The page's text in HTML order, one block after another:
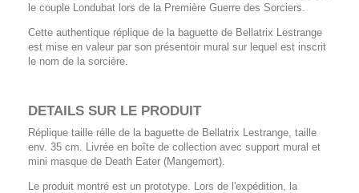
le couple Londubat lors de la Première Guerre des Sorciers.
Cette authentique réplique de la baguette de Bellatrix Lestrange
est mise en valeur par son présentoir mural sur lequel est inscrit
le nom de la sorcière.
DETAILS SUR LE PRODUIT
Réplique taille rélle de la baguette de Bellatrix Lestrange, taille
env. 35 cm. Livrée en boîte de collection avec support mural et
mini masque de Death Eater (Mangemort).
Le produit montré est un prototype. Lors de l'expédition, la